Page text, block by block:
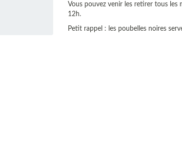
Vous pouvez venir les retirer tous les
12h.
Petit rappel : les poubelles noires